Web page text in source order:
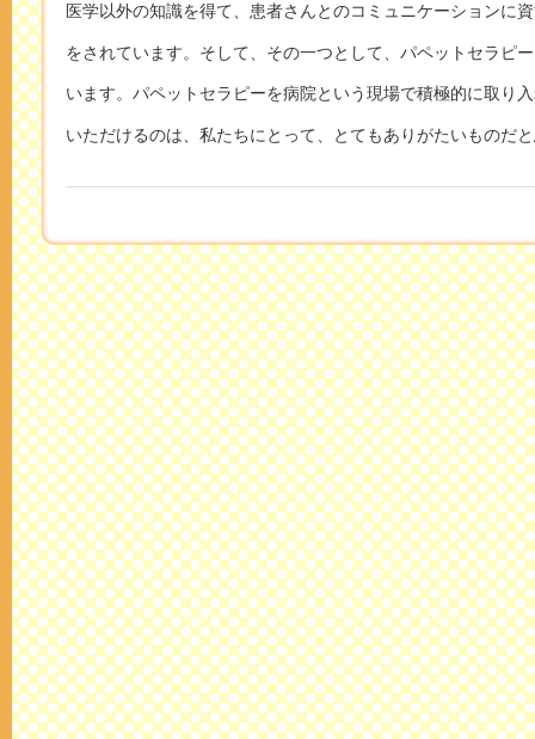
医学以外の知識を得て、患者さんとのコミュニケーションに
をされています。そして、その一つとして、パペットセラピ
います。パペットセラピーを病院という現場で積極的に取り
いただけるのは、私たちにとって、とてもありがたいものだ